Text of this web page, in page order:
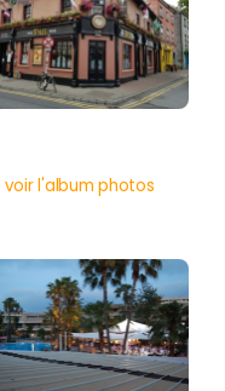
voir l'album photos